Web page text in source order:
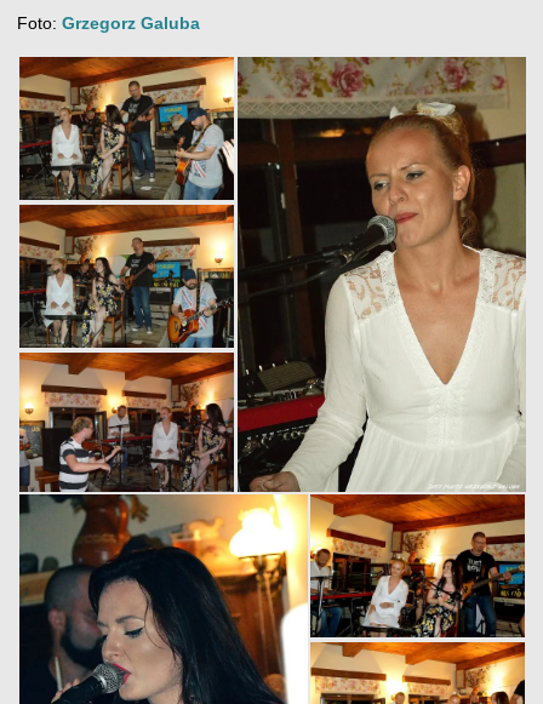
Foto: Grzegorz Galuba